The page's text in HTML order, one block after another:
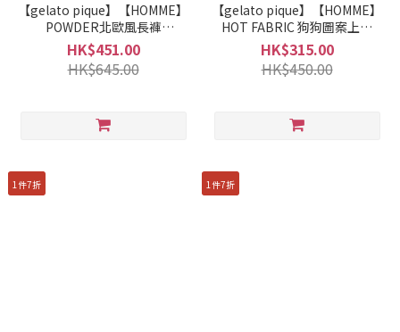
【gelato pique】【HOMME】
POWDER北歐風長褲
PMNP255944
HK$451.00
HK$645.00
【gelato pique】【HOMME】
HOT FABRIC 狗狗圖案上衣
PHCT255946
HK$315.00
HK$450.00
1件7折 1件7折